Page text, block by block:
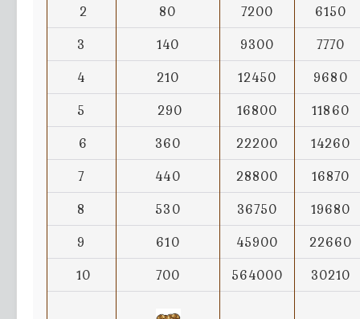
2
80 7200
6150
3
140 9300
7770
4
210 12450
9680
5
290 16800
11860
6
360 22200
14260
7
440 28800
16870
8
530 36750
19680
9
610 45900
22660
10
700 564000 30210